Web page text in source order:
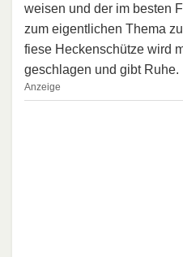
weisen und der im besten
zum eigentlichen Thema
fiese Heckenschütze wird
geschlagen und gibt Ruhe.
Anzeige